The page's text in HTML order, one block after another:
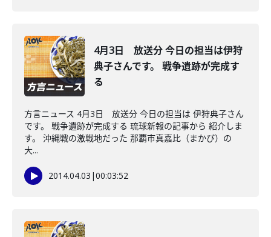
4月3日 放送分 今日の担当は伊狩
典子さんです。 戦争遺跡が完成す
る
方言ニュース 4月3日 放送分 今日の担当は 伊狩典子さん
です。 戦争遺跡が完成する 琉球新報の記事から 紹介しま
す。 沖縄戦の激戦地だった 那覇市真嘉比（まかび）の
大...
2014.04.03 |00:03:52